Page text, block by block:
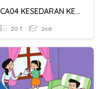
CA04 KESEDARAN KESIHATAN,KESELAMATAN DAN PERSEKITARAN
20 T 2nd